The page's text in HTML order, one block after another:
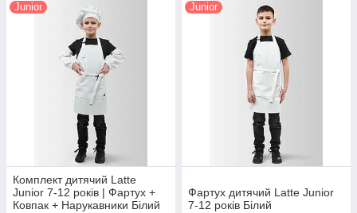
Junior
Комплект дитячий Latte
Junior 7-12 років | Фартух +
Ковпак + Нарукавники Білий
Junior
Фартух дитячий Latte Junior
7-12 років Білий